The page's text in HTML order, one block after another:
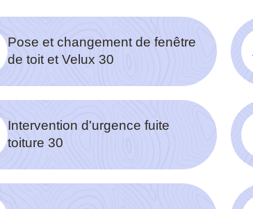
Pose et changement de fenêtre
de toit et Velux 30
Intervention d'urgence fuite
toiture 30